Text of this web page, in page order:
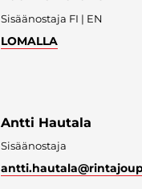
Sisäänostaja FI | EN
LOMALLA
Antti Hautala
Sisäänostaja
antti.hautala